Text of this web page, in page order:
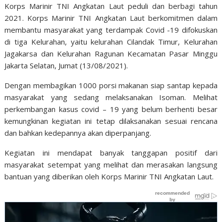
Korps Marinir TNI Angkatan Laut peduli dan berbagi tahun
2021. Korps Marinir TNI Angkatan Laut berkomitmen dalam
membantu masyarakat yang terdampak Covid -19 difokuskan
di tiga Kelurahan, yaitu kelurahan Cilandak Timur, Kelurahan
Jagakarsa dan Kelurahan Ragunan Kecamatan Pasar Minggu
Jakarta Selatan, Jumat (13/08/2021).
Dengan membagikan 1000 porsi makanan siap santap kepada
masyarakat yang sedang melaksanakan Isoman. Melihat
perkembangan kasus covid – 19 yang belum berhenti besar
kemungkinan kegiatan ini tetap dilaksanakan sesuai rencana
dan bahkan kedepannya akan diperpanjang.
Kegiatan ini mendapat banyak tanggapan positif dari
masyarakat setempat yang melihat dan merasakan langsung
bantuan yang diberikan oleh Korps Marinir TNI Angkatan Laut.